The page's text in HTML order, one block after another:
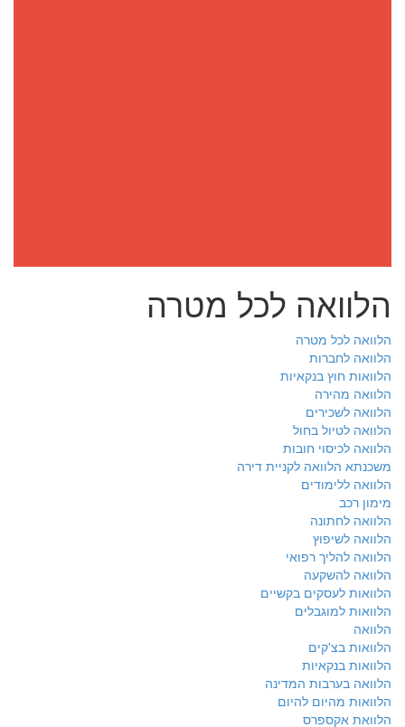
הלוואה לכל מטרה
הלוואה לכל מטרה
הלוואה לחברות
הלוואות חוץ בנקאיות
הלוואה מהירה
הלוואה לשכירים
הלוואה לטיול בחול
הלוואה לכיסוי חובות
משכנתא הלוואה לקניית דירה
הלוואה ללימודים
מימון רכב
הלוואה לחתונה
הלוואה לשיפוץ
הלוואה להליך רפואי
הלוואה להשקעה
הלוואות לעסקים בקשיים
הלוואות למוגבלים
הלוואה
הלוואות בצ'קים
הלוואות בנקאיות
הלוואה בערבות המדינה
הלוואות מהיום להיום
הלוואת אקספרס